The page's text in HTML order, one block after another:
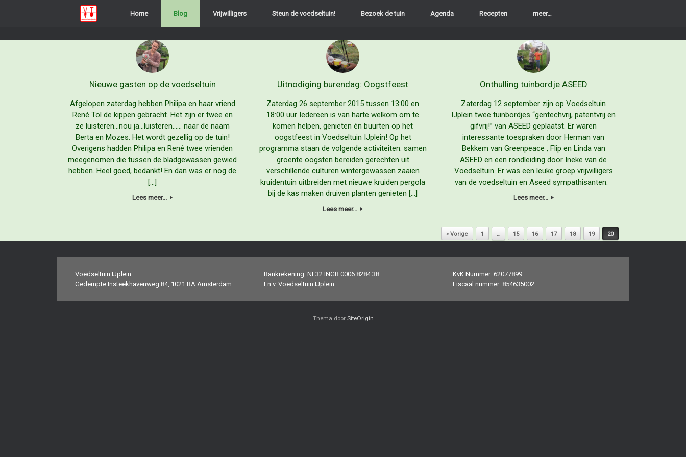
Home Blog Vrijwilligers Steun de voedseltuin! Bezoek de tuin Agenda Recepten meer…
Nieuwe gasten op de voedseltuin
Afgelopen zaterdag hebben Philipa en haar vriend
René Tol de kippen gebracht. Het zijn er twee en
ze luisteren…nou ja…luisteren…… naar de naam
Berta en Mozes. Het wordt gezellig op de tuin!
Overigens hadden Philipa en René twee vrienden
meegenomen die tussen de bladgewassen gewied
hebben. Heel goed, bedankt! En dan was er nog de
[…]
Lees meer...
Uitnodiging burendag: Oogstfeest
Zaterdag 26 september 2015 tussen 13:00 en
18:00 uur Iedereen is van harte welkom om te
komen helpen, genieten én buurten op het
oogstfeest in Voedseltuin IJplein! Op het
programma staan de volgende activiteiten: samen
groente oogsten bereiden gerechten uit
verschillende culturen wintergewassen zaaien
kruidentuin uitbreiden met nieuwe kruiden pergola
bij de kas maken druiven planten genieten […]
Lees meer...
Onthulling tuinbordje ASEED
Zaterdag 12 september zijn op Voedseltuin
IJplein twee tuinbordjes “gentechvrij, patentvrij en
gifvrij!” van ASEED geplaatst. Er waren
interessante toespraken door Herman van
Bekkem van Greenpeace , Flip en Linda van
ASEED en een rondleiding door Ineke van de
Voedseltuin. Er was een leuke groep vrijwilligers
van de voedseltuin en Aseed sympathisanten.
Lees meer...
« Vorige 1 … 15 16 17 18 19 20
Voedseltuin IJplein
Gedempte Insteekhavenweg 84, 1021 RA Amsterdam
Bankrekening: NL32 INGB 0006 8284 38
t.n.v. Voedseltuin IJplein
KvK Nummer: 62077899
Fiscaal nummer: 854635002
Thema door SiteOrigin